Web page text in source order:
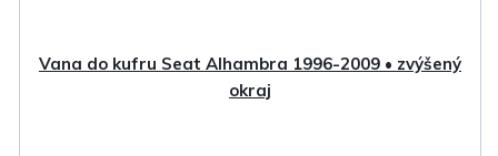
Vana do kufru Seat Alhambra 1996-2009 • zvýšený
okraj